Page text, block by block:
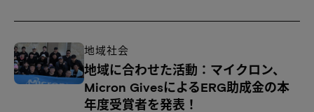
地域社会
地域に合わせた活動：マイクロン、
Micron GivesによるERG助成金の本
年度受賞者を発表！